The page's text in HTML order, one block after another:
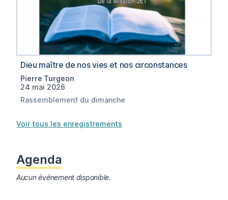
Dieu maître de nos vies et nos circonstances
Pierre Turgeon
24 mai 2026
Rassemblement du dimanche
Voir tous les enregistrements
Agenda
Aucun événement disponible.